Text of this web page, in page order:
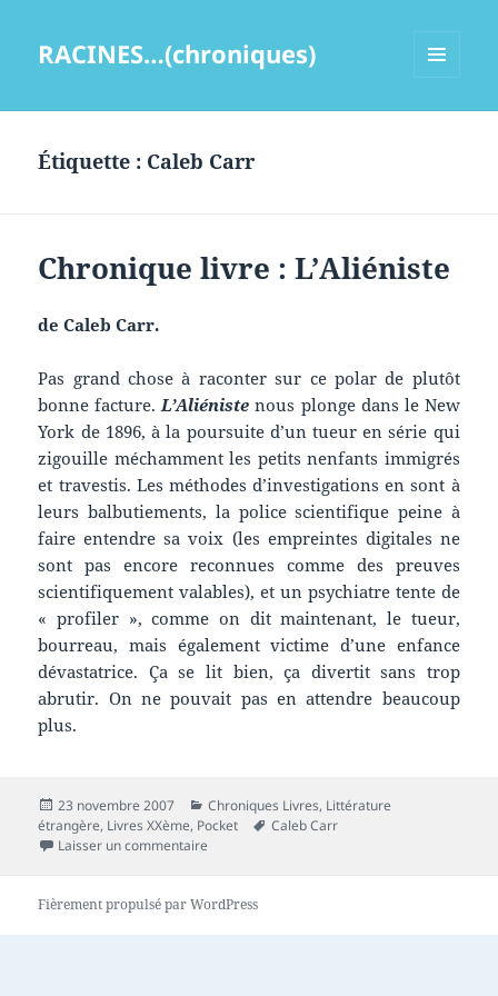
RACINES…(chroniques)
Étiquette : Caleb Carr
Chronique livre : L’Aliéniste
de Caleb Carr.
Pas grand chose à raconter sur ce polar de plutôt
bonne facture.L’Aliéniste nous plonge dans le New
York de 1896, à la poursuite d’un tueur en série qui
zigouille méchamment les petits nenfants immigrés
et travestis. Les méthodes d’investigations en sont à
leurs balbutiements, la police scientifique peine à
faire entendre sa voix (les empreintes digitales ne
sont pas encore reconnues comme des preuves
scientifiquement valables), et un psychiatre tente de
« profiler », comme on dit maintenant, le tueur,
bourreau, mais également victime d’une enfance
dévastatrice. Ça se lit bien, ça divertit sans trop
abrutir. On ne pouvait pas en attendre beaucoup
plus.
Publié
le
23 novembre 2007 Catégories
Chroniques Livres, Littérature
étrangère, Livres XXème, Pocket
Mots-
Caleb Carr
Laisser un commentaire
Fièrement propulsé par WordPress